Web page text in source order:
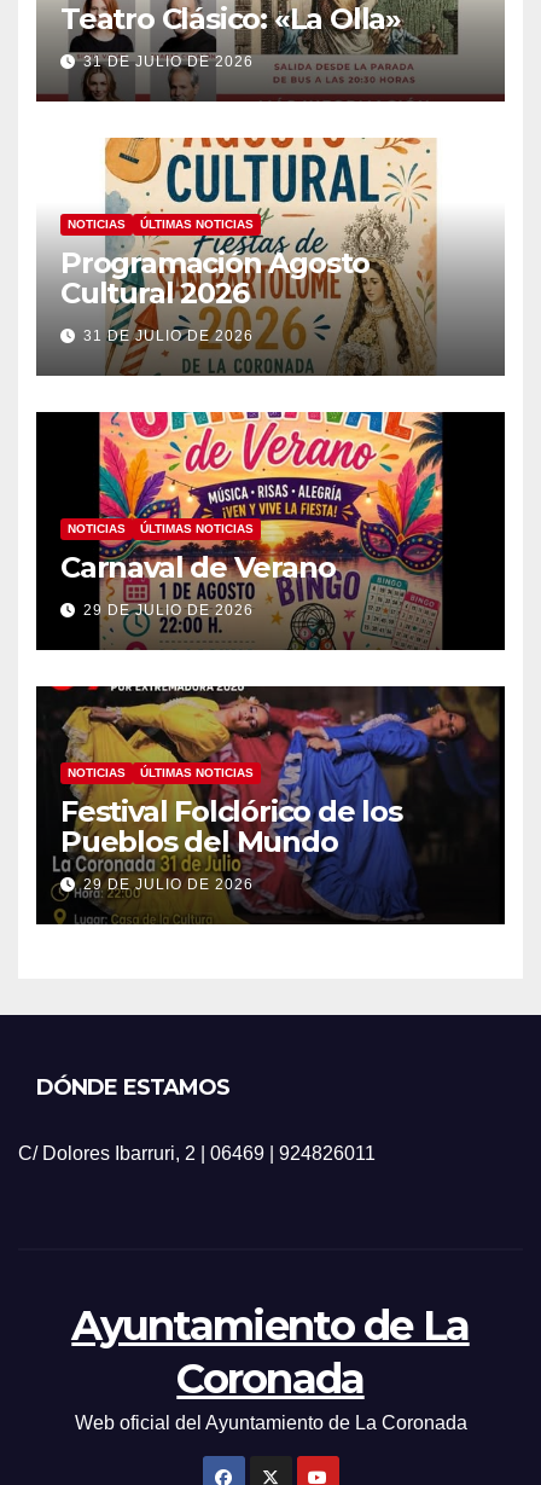
Teatro Clásico: «La Olla»
31 DE JULIO DE 2026
NOTICIAS ÚLTIMAS NOTICIAS
Programación Agosto
Cultural 2026
31 DE JULIO DE 2026
NOTICIAS ÚLTIMAS NOTICIAS
Carnaval de Verano
29 DE JULIO DE 2026
NOTICIAS ÚLTIMAS NOTICIAS
Festival Folclórico de los
Pueblos del Mundo
29 DE JULIO DE 2026
DÓNDE ESTAMOS
C/ Dolores Ibarruri, 2 | 06469 | 924826011
Ayuntamiento de La
Coronada
Web oficial del Ayuntamiento de La Coronada